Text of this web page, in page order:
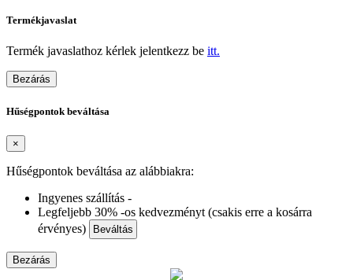
Termékjavaslat
Termék javaslathoz kérlek jelentkezz be itt.
Bezárás
Hűségpontok beváltása
×
Hűségpontok beváltása az alábbiakra:
Ingyenes szállítás -
Legfeljebb 30% -os kedvezményt (csakis erre a kosárra
érvényes)
Beváltás
Bezárás